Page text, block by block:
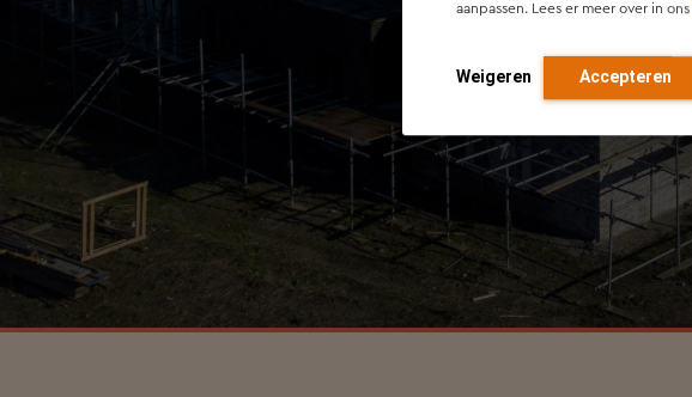
aanpassen. Lees er meer over in ons
Weigeren Accepteren